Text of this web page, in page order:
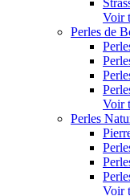
Voir
Perles de
Voir
Perles
Voir